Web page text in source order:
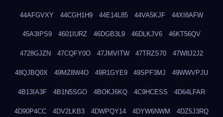
44AFGVXY 44CGH1H9 44E14L85 44VA5KJF 44XI8AFW
45A3IPS9 4601IURZ 46DGB3L9 46DLKJV6 46KT56QV
4728GJZN 47CQFY0O 47JMVITW 47TRZS70 47W8J2J2
48QJBQ0X 49MZ8W4O 49R1GYE9 49SPF3MJ 49WWVPJU
4B13IA3F 4B1N5SGO 4BOKJ6KQ 4C9HCESS 4D64LFAR
4D90P4CC 4DV2LKB3 4DWPQY14 4DYW6NWM 4DZ5J3RQ